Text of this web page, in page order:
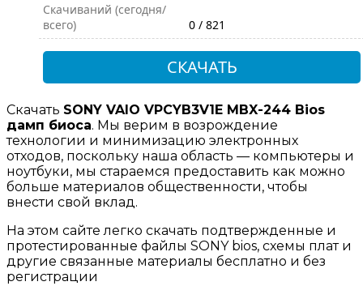
Скачиваний (сегодня/
всего)
0 / 821
СКАЧАТЬ
Скачать SONY VAIO VPCYB3V1E MBX-244 Bios
дамп биоса. Мы верим в возрождение
технологии и минимизацию электронных
отходов, поскольку наша область — компьютеры и
ноутбуки, мы стараемся предоставить как можно
больше материалов общественности, чтобы
внести свой вклад.
На этом сайте легко скачать подтвержденные и
протестированные файлы SONY bios, схемы плат и
другие связанные материалы бесплатно и без
регистрации